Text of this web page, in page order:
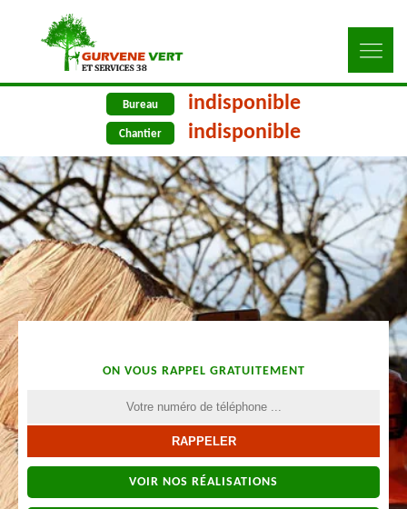
Bureau indisponible
Chantier indisponible
ON VOUS RAPPEL GRATUITEMENT
VOIR NOS RÉALISATIONS